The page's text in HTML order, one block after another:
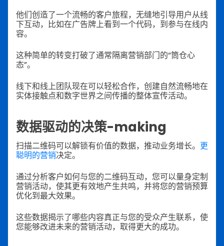
他们创造了一个流畅的客户旅程，无缝地引导用户从线
下互动，比如在广告牌上看到一个代码，到参与在线内
容。
这种简单的转变打破了通常隔离营销部门的“筒仓心
态”。
线下和线上团队现在可以轻松合作，创建自然流畅地在
实体接触点和数字世界之间传播的整体宣传活动。
数据驱动的决策-making
扫描二维码可以解锁有价值的数据，推动业务增长。 更
聪明的营销决定。
通过分析客户如何与您的二维码互动，您可以量身定制
营销活动，使其更有效地产生共鸣，并将您的营销预算
优化到最大效果。
这些数据揭示了哪些内容真正与您的受众产生联系，使
您能够改进未来的营销活动，取得更大的成功。